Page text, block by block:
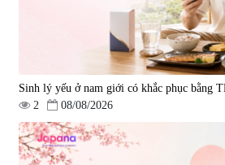
Tẩy tế bào chết Nichiei Bussan
Viên
Sinh lý yếu ở nam giới có khắc phục bằng
2
08/08/2026